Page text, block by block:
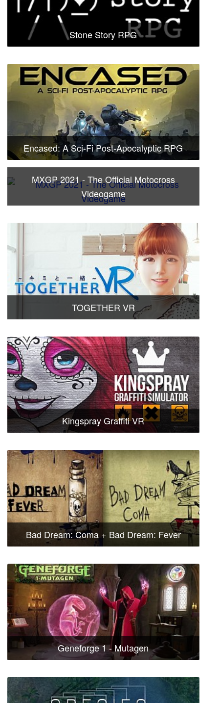
Stone Story RPG
Encased: A Sci-Fi Post-Apocalyptic RPG
MXGP 2021 - The Official Motocross
Videogame
TOGETHER VR
Kingspray Graffiti VR
Bad Dream: Coma + Bad Dream: Fever
Geneforge 1 - Mutagen